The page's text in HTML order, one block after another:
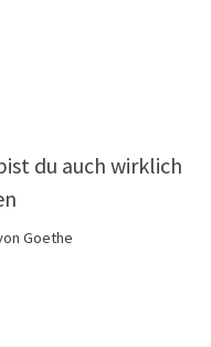
du auch wirklich
Goethe